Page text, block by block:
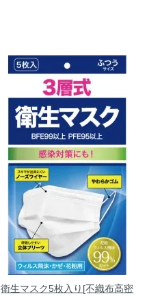
衛生マスク5枚入り[不織布高密